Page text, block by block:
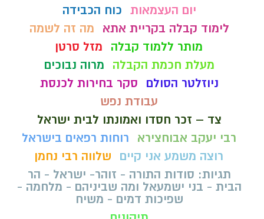
יום העצמאות כוח הכבידה
לימוד קבלה בקריית אתא
מה זה לשמה
מותר ללמוד קבלה
מזל סרטן
מעלת חכמת הקבלה
מרוה נבוכים
ניוזלטר הסולם
סקר בחירות לכנסת
עבודת נפש
צד – זכר חסדו ואמונתו לבית ישראל
רבי יעקב אבוחצירא
רוחות רפאים בישראל
רוצה משמע אני קיים
שלווה רבי נחמן
תגיות: סודות התורה - זוהר- ישראל - הר
הבית - בני ישמעאל ומה שביניהם - מלחמה -
שפיכות דמים - משיח